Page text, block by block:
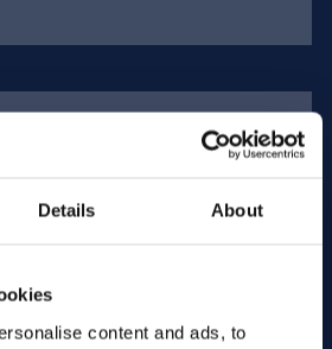
Details About
content and ads, to